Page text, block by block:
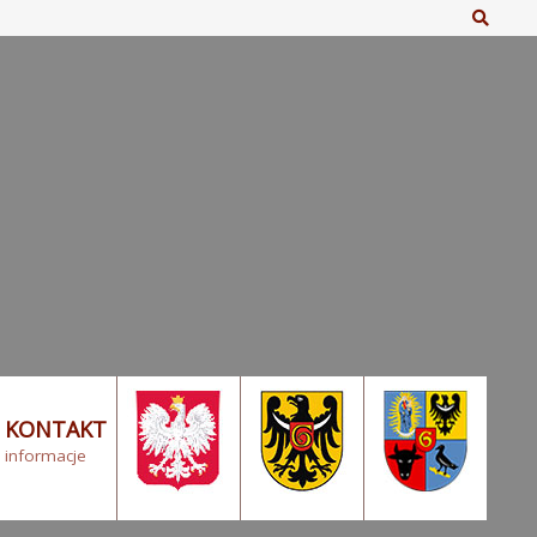
Szukaj
KONTAKT
informacje